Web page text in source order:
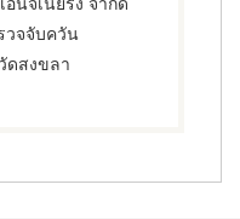
วจจับควัน
ดสงขลา